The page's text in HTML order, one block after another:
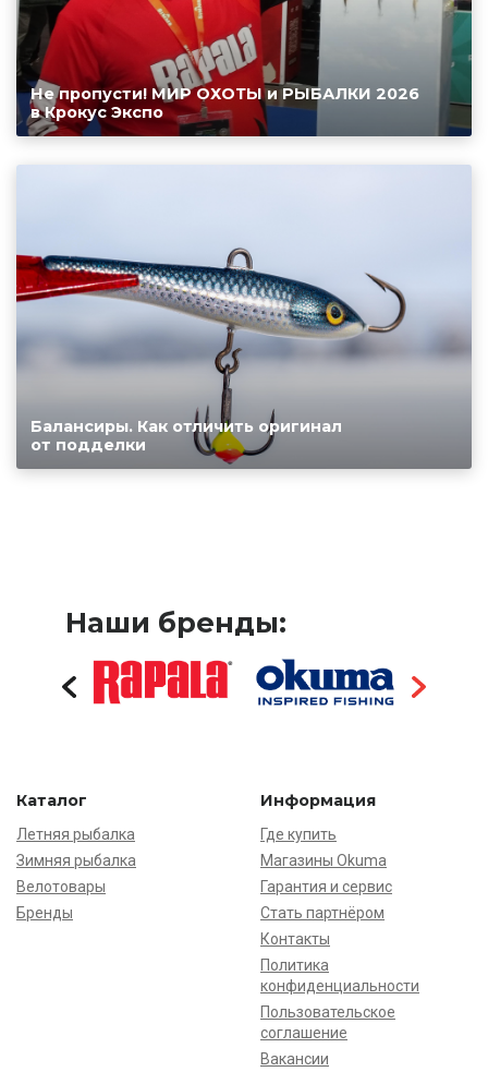
Не пропусти! МИР ОХОТЫ и РЫБАЛКИ 2026
в Крокус Экспо
Балансиры. Как отличить оригинал
от подделки
Наши бренды:
Каталог
Летняя рыбалка
Зимняя рыбалка
Велотовары
Бренды
Информация
Где купить
Магазины Okuma
Гарантия и сервис
Стать партнёром
Контакты
Политика
конфиденциальности
Пользовательское
соглашение
Вакансии